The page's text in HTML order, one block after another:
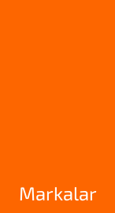
Markalar